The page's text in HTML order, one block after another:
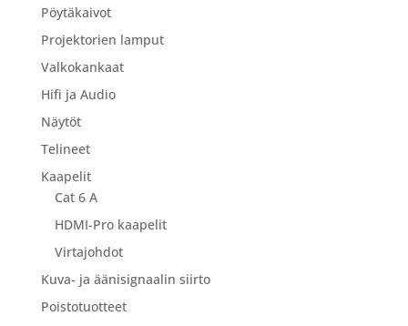
Pöytäkaivot
Projektorien lamput
Valkokankaat
Hifi ja Audio
Näytöt
Telineet
Kaapelit
Cat 6 A
HDMI-Pro kaapelit
Virtajohdot
Kuva- ja äänisignaalin siirto
Poistotuotteet